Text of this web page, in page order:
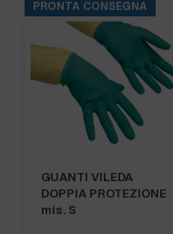
PRONTA CONSEGNA
GUANTI VILEDA
DOPPIA PROTEZIONE
mis. S